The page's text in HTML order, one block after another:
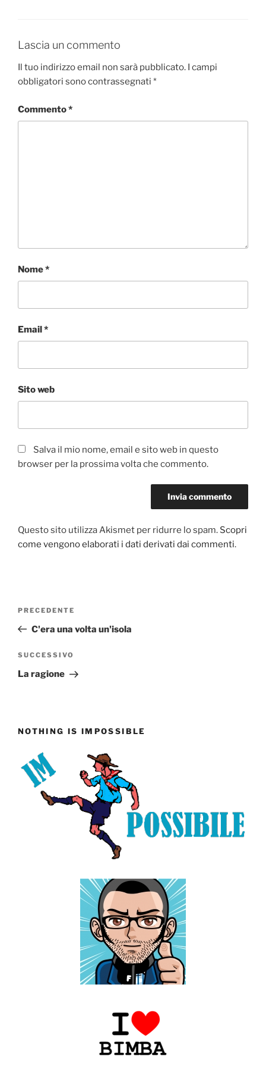
o
k
n
Lascia un commento
Il tuo indirizzo email non sarà pubblicato. I campi
obbligatori sono contrassegnati *
Commento*
Nome*
Email*
Sito web
Salva il mio nome, email e sito web in questo
browser per la prossima volta che commento.
Questo sito utilizza Akismet per ridurre lo spam. Scopri
come vengono elaborati i dati derivati dai commenti.
Articolo
precedente:
PRECEDENTE
C'era una volta un'isola
Articolo
successivo
SUCCESSIVO
La ragione
NOTHING IS IMPOSSIBLE